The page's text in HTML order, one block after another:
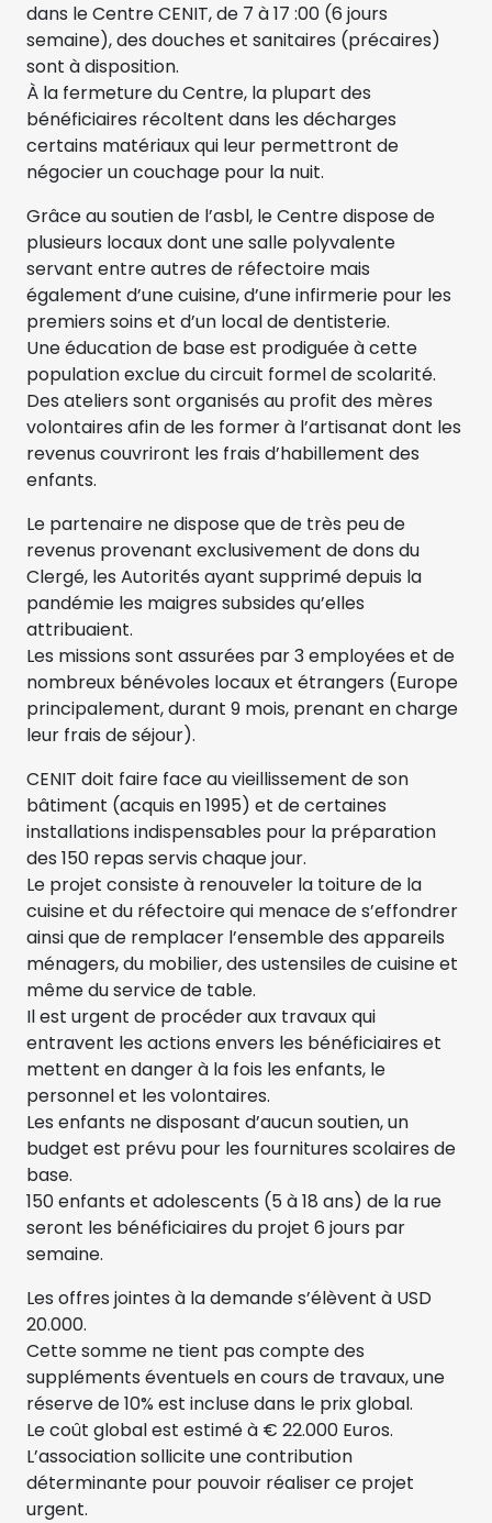
dans le Centre CENIT, de 7 à 17 :00 (6 jours
semaine), des douches et sanitaires (précaires)
sont à disposition.
À la fermeture du Centre, la plupart des
bénéficiaires récoltent dans les décharges
certains matériaux qui leur permettront de
négocier un couchage pour la nuit.
Grâce au soutien de l’asbl, le Centre dispose de
plusieurs locaux dont une salle polyvalente
servant entre autres de réfectoire mais
également d’une cuisine, d’une infirmerie pour les
premiers soins et d’un local de dentisterie.
Une éducation de base est prodiguée à cette
population exclue du circuit formel de scolarité.
Des ateliers sont organisés au profit des mères
volontaires afin de les former à l’artisanat dont les
revenus couvriront les frais d’habillement des
enfants.
Le partenaire ne dispose que de très peu de
revenus provenant exclusivement de dons du
Clergé, les Autorités ayant supprimé depuis la
pandémie les maigres subsides qu’elles
attribuaient.
Les missions sont assurées par 3 employées et de
nombreux bénévoles locaux et étrangers (Europe
principalement, durant 9 mois, prenant en charge
leur frais de séjour).
CENIT doit faire face au vieillissement de son
bâtiment (acquis en 1995) et de certaines
installations indispensables pour la préparation
des 150 repas servis chaque jour.
Le projet consiste à renouveler la toiture de la
cuisine et du réfectoire qui menace de s’effondrer
ainsi que de remplacer l’ensemble des appareils
ménagers, du mobilier, des ustensiles de cuisine et
même du service de table.
Il est urgent de procéder aux travaux qui
entravent les actions envers les bénéficiaires et
mettent en danger à la fois les enfants, le
personnel et les volontaires.
Les enfants ne disposant d’aucun soutien, un
budget est prévu pour les fournitures scolaires de
base.
150 enfants et adolescents (5 à 18 ans) de la rue
seront les bénéficiaires du projet 6 jours par
semaine.
Les offres jointes à la demande s’élèvent à USD
20.000.
Cette somme ne tient pas compte des
suppléments éventuels en cours de travaux, une
réserve de 10% est incluse dans le prix global.
Le coût global est estimé à € 22.000 Euros.
L’association sollicite une contribution
déterminante pour pouvoir réaliser ce projet
urgent.